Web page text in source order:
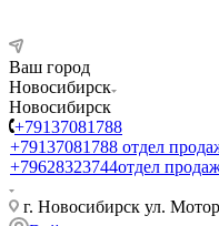
Ваш город
Новосибирск
Новосибирск
+79137081788
+79137081788 отдел
+79628323744отдел
г. Новосибирск ул.